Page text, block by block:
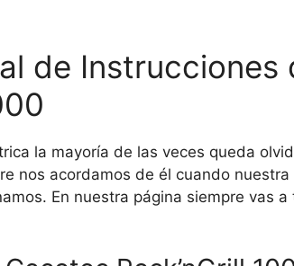
de Instrucciones
la mayoría de las veces queda
nos acordamos de él cuando nuestra
En nuestra página siempre vas